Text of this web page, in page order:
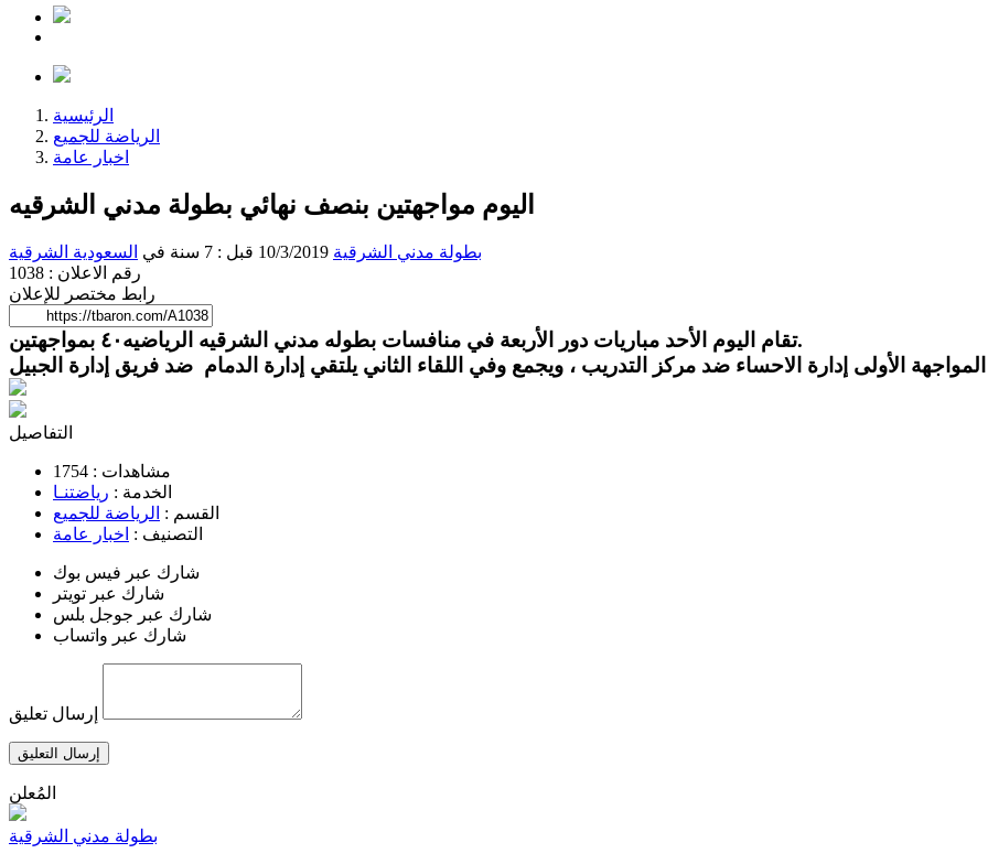
الرئيسية
الرياضة للجميع
اخبار عامة
اليوم مواجهتين بنصف نهائي بطولة مدني الشرقيه
بطولة مدني الشرقية 10/3/2019 قبل : 7 سنة في السعودية الشرقية
رقم الاعلان : 1038
رابط مختصر للإعلان
تقام اليوم الأحد مباريات دور الأربعة في منافسات ⁧‫بطوله مدني الشرقيه الرياضيه٤٠‬⁩ بمواجهتين.
التفاصيل
مشاهدات : 1754
الخدمة : رياضتنـا
القسم : الرياضة للجميع
التصنيف : اخبار عامة
شارك عبر فيس بوك
شارك عبر تويتر
شارك عبر جوجل بلس
شارك عبر واتساب
إرسال تعليق
إرسال التعليق
المُعلن
بطولة مدني الشرقية